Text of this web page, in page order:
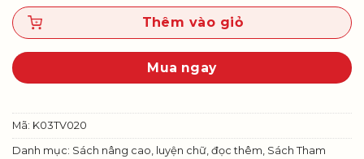
Thêm vào giỏ
Mua ngay
Mã: K03TV020
Danh mục: Sách nâng cao, luyện chữ, đọc thêm Sách Tham